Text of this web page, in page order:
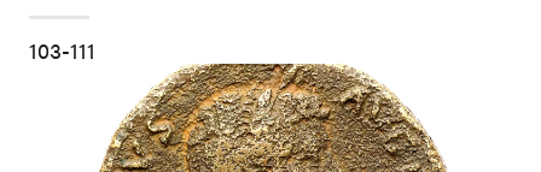
103-111